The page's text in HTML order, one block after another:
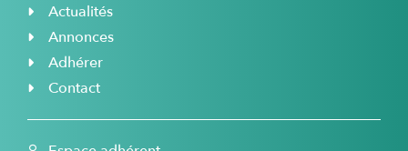
Actualités
Annonces
Adhérer
Contact